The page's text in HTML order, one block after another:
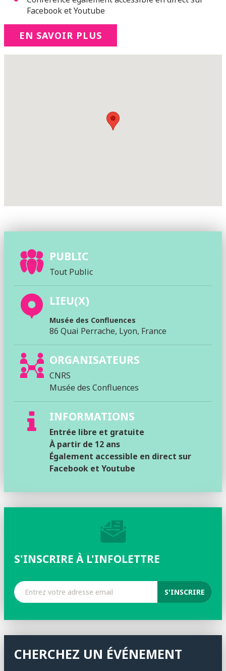
Facebook et Youtube
EN SAVOIR PLUS
PUBLIC
Tout Public
LIEU(X)
Musée des Confluences
86 Quai Perrache, Lyon, France
ORGANISATEURS
CNRS
Musée des Confluences
INFORMATIONS
Entrée libre et gratuite
À partir de 12 ans
Également accessible en direct sur
Facebook et Youtube
S'INSCRIRE À L'INFOLETTRE
CHERCHEZ UN ÉVÉNEMENT